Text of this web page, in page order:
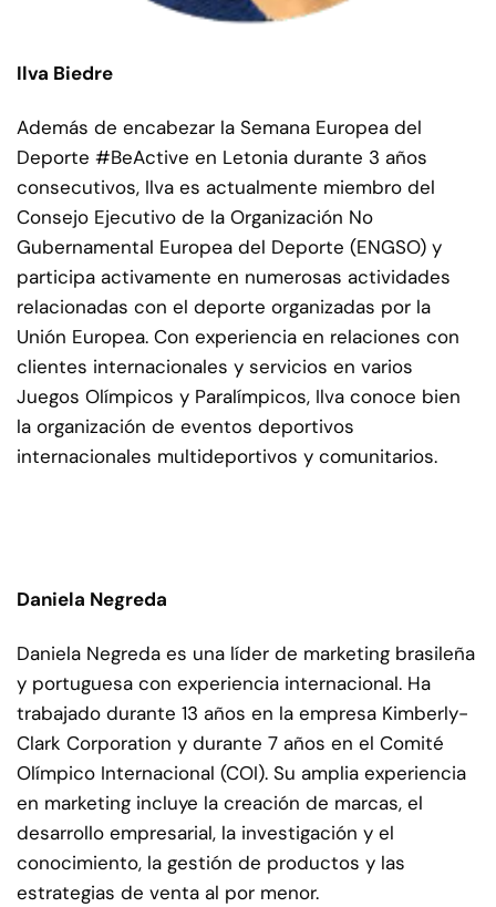
Ilva Biedre
Además de encabezar la Semana Europea del
Deporte #BeActive en Letonia durante 3 años
consecutivos, Ilva es actualmente miembro del
Consejo Ejecutivo de la Organización No
Gubernamental Europea del Deporte (ENGSO) y
participa activamente en numerosas actividades
relacionadas con el deporte organizadas por la
Unión Europea. Con experiencia en relaciones con
clientes internacionales y servicios en varios
Juegos Olímpicos y Paralímpicos, Ilva conoce bien
la organización de eventos deportivos
internacionales multideportivos y comunitarios.
Daniela Negreda
Daniela Negreda es una líder de marketing brasileña
y portuguesa con experiencia internacional. Ha
trabajado durante 13 años en la empresa Kimberly-
Clark Corporation y durante 7 años en el Comité
Olímpico Internacional (COI). Su amplia experiencia
en marketing incluye la creación de marcas, el
desarrollo empresarial, la investigación y el
conocimiento, la gestión de productos y las
estrategias de venta al por menor.